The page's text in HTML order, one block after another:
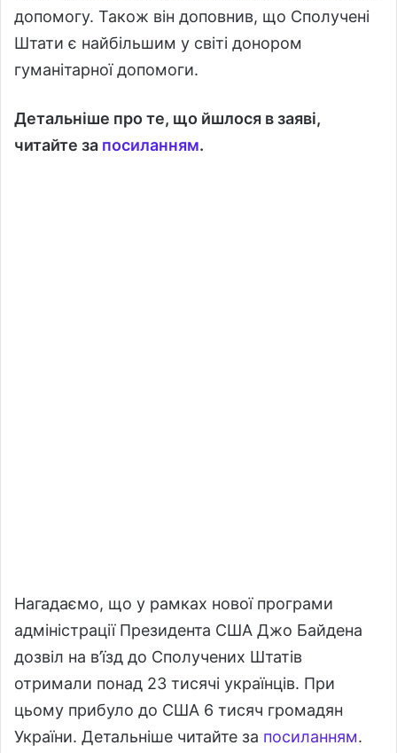
допомогу. Також він доповнив, що Сполучені
Штати є найбільшим у світі донором
гуманітарної допомоги.
Детальніше про те, що йшлося в заяві,
читайте за посиланням.
Нагадаємо, що у рамках нової програми
адміністрації Президента США Джо Байдена
дозвіл на в’їзд до Сполучених Штатів
отримали понад 23 тисячі українців. При
цьому прибуло до США 6 тисяч громадян
України. Детальніше читайте за посиланням.